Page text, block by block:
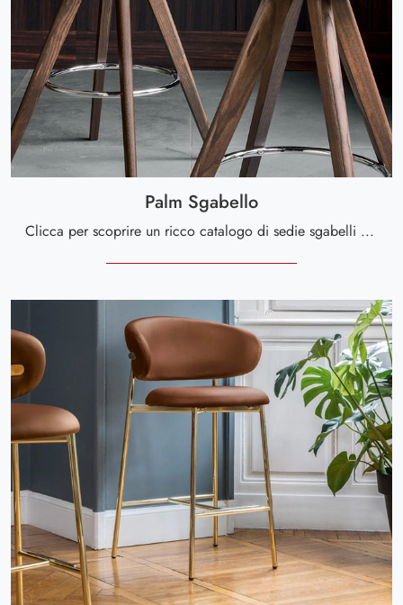
Palm Sgabello
Clicca per scoprire un ricco catalogo di sedie sgabelli per stanze moderne: il modello Palm Sgabello di Calligaris ti sta aspettando!